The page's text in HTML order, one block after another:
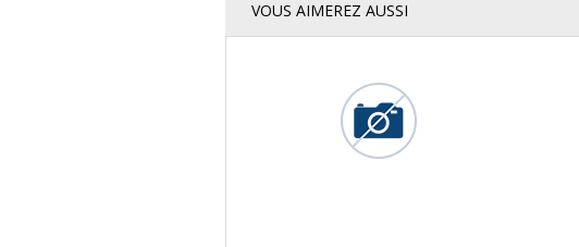
VOUS AIMEREZ AUSSI